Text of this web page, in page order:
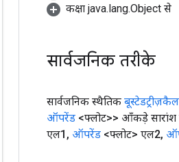
कक्षा java.lang.Object से
सार्वजनिक तरीके
सार्वजनिक स्थैतिक
ऑपरेंड <फ्लोट>> आँकड़े सारांश
एल1 , ऑपरेंड <फ्लोट> एल2,